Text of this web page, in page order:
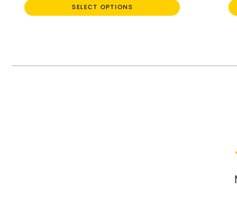
SELECT OPTIONS